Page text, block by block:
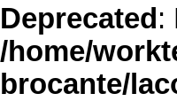
Deprecated :
/home/
brocante/